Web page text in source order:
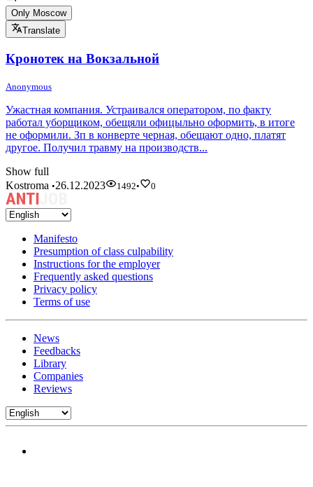
Only Moscow
Translate
Кронотек на Вокзальной
Anonymous
Ужастная компания. Устраивался оператором, по факту
работал уборщиком, обещяли офицыльно оформить, в итоге
не оформили. Зп в конверте черная, обещают одно, платят
другое. Получил травму на производств...
Show full
Kostroma •26.12.2023 1492• 0
Manifesto
Presumption of class culpability
Instructions for the employer
Frequently asked questions
Privacy policy
Terms of use
News
Feedbacks
Library
Companies
Reviews